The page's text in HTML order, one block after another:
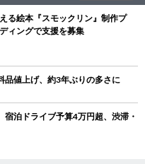
る絵本『スモックリン』制作プ
ィングで支援を募集
品値上げ、約3年ぶりの多さに
泊ドライブ予算4万円超、渋滞・